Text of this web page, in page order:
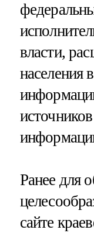
власти,
населения
Ранее для
сайте